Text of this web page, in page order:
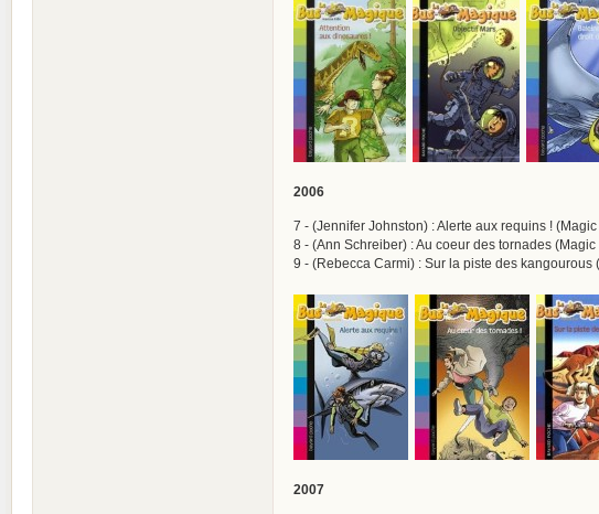
2006
7 - (Jennifer Johnston) : Alerte aux requins !
8 - (Ann Schreiber) : Au coeur des tornades
9 - (Rebecca Carmi) : Sur la piste des
2007